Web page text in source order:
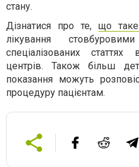
стану.
Дізнатися про те, що
лікування
спеціалізованих
центрів. Також більш
показання можуть
процедуру пацієнтам.